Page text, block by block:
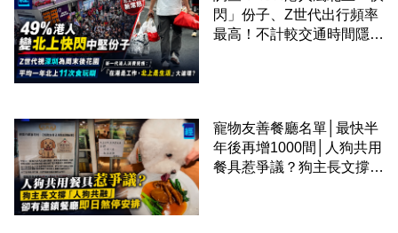
閃」份子、Z世代出行頻率
最高！不計較交通時間隱形
寵物友善餐廳名單│最快半
年後再增1000間│人狗共用
餐具惹爭議？狗主長文撐